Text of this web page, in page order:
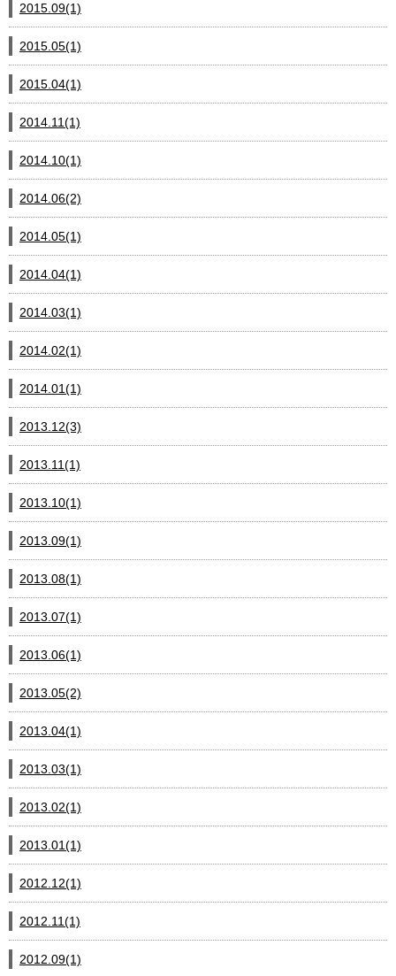
2015.09(1)
2015.05(1)
2015.04(1)
2014.11(1)
2014.10(1)
2014.06(2)
2014.05(1)
2014.04(1)
2014.03(1)
2014.02(1)
2014.01(1)
2013.12(3)
2013.11(1)
2013.10(1)
2013.09(1)
2013.08(1)
2013.07(1)
2013.06(1)
2013.05(2)
2013.04(1)
2013.03(1)
2013.02(1)
2013.01(1)
2012.12(1)
2012.11(1)
2012.09(1)